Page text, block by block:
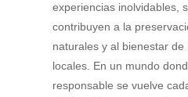
experiencias inolvidables,
contribuyen a la
naturales y al bienestar
locales. En un mundo
responsable se vuelve